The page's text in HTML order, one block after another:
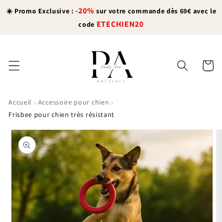
passer
☀️ Promo Exclusive :-20% sur votre commande dès 69€ avec le
code ETECHIEN20
Panier
Accueil › Accessoire pour chien ›
Frisbee pour chien très résistant
Passer aux
informations
produits